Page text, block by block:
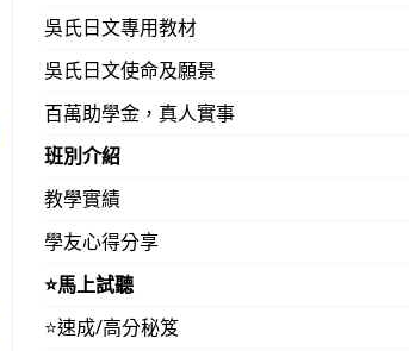
吳氏日文專用教材
吳氏日文使命及願景
百萬助學金，真人實事
班別介紹
教學實績
學友心得分享
⭐️馬上試聽
⭐️速成/高分秘笈